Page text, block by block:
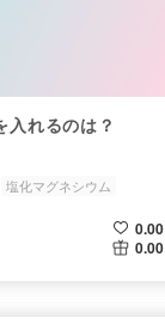
入れるのは？
塩化マグネシウム
0.00
0.00